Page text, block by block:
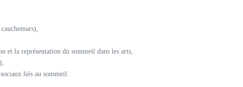
et la représentation du sommeil dans les arts,
liés au sommeil.